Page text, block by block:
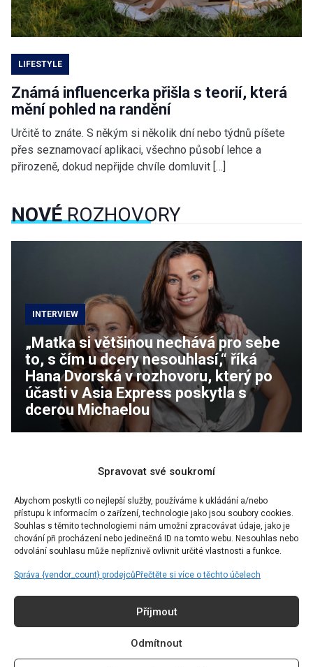
Spravovat své soukromí
Abychom poskytli co nejlepší služby, používáme k ukládání a/nebo
přístupu k informacím o zařízení, technologie jako jsou soubory cookies.
Souhlas s těmito technologiemi nám umožní zpracovávat údaje, jako je
chování při procházení nebo jedinečná ID na tomto webu. Nesouhlas nebo
odvolání souhlasu může nepříznivě ovlivnit určité vlastnosti a funkce.
Správa {vendor_count} prodejcůPřečtěte si více o těchto účelech
Příjmout
Odmítnout
LIFESTYLE
Známá influencerka přišla s teorií, která
mění pohled na randění
Určitě to znáte. S někým si několik dní nebo týdnů píšete
přes seznamovací aplikaci, všechno působí lehce a
přirozeně, dokud nepřijde chvíle domluvit […]
NOVÉROZHOVORY
INTERVIEW
„Matka si většinou nechává pro sebe
to, s čím u dcery nesouhlasí,“ říká
Hana Dvorská v rozhovoru, který po
účasti v Asia Express poskytla s
dcerou Michaelou